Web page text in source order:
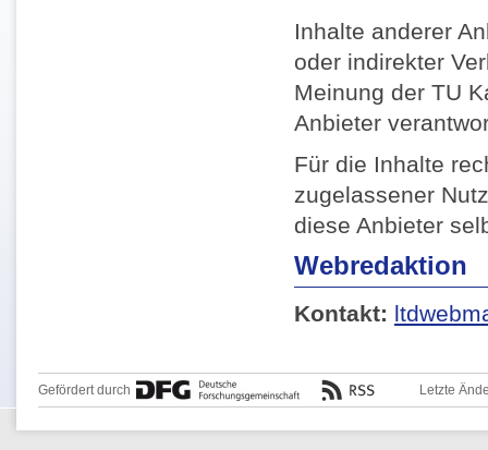
Inhalte anderer
oder indirekter
Meinung der TU
Anbieter
Für die Inhalte
zugelassener
diese Anbieter
Webredaktion
Kontakt:
Gefördert durch Letzte